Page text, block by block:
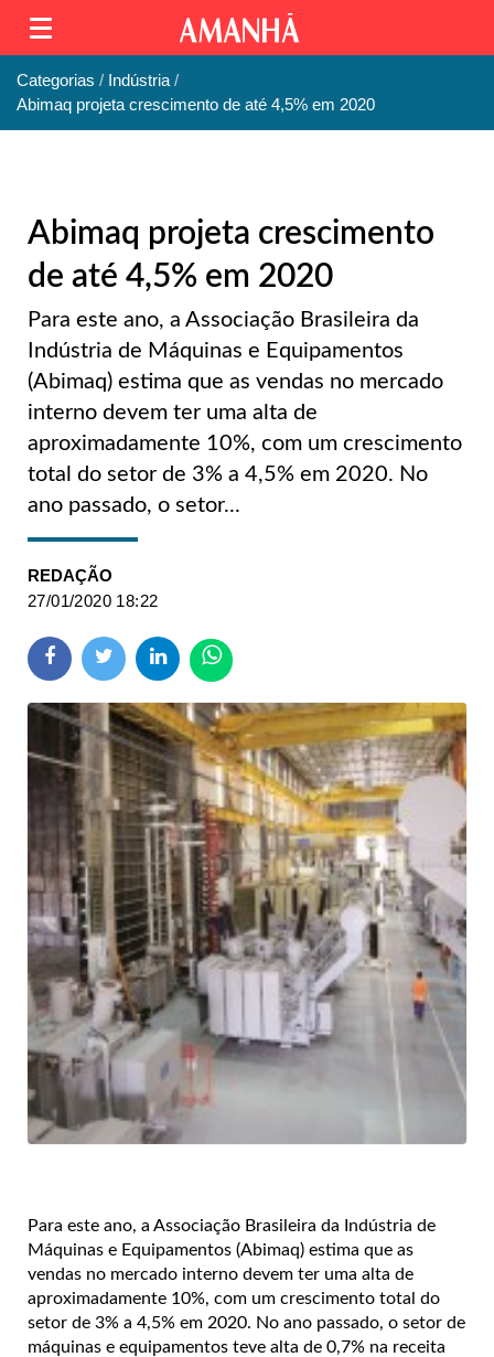
Categorias
Indústria
Abimaq projeta crescimento de até 4,5% em 2020
Abimaq projeta crescimento
de até 4,5% em 2020
Para este ano, a Associação Brasileira da
Indústria de Máquinas e Equipamentos
(Abimaq) estima que as vendas no mercado
interno devem ter uma alta de
aproximadamente 10%, com um crescimento
total do setor de 3% a 4,5% em 2020. No
ano passado, o setor...
REDAÇÃO
27/01/2020 18:22
Para este ano, a Associação Brasileira da Indústria de
Máquinas e Equipamentos (Abimaq) estima que as
vendas no mercado interno devem ter uma alta de
aproximadamente 10%, com um crescimento total do
setor de 3% a 4,5% em 2020. No ano passado, o setor de
máquinas e equipamentos teve alta de 0,7% na receita